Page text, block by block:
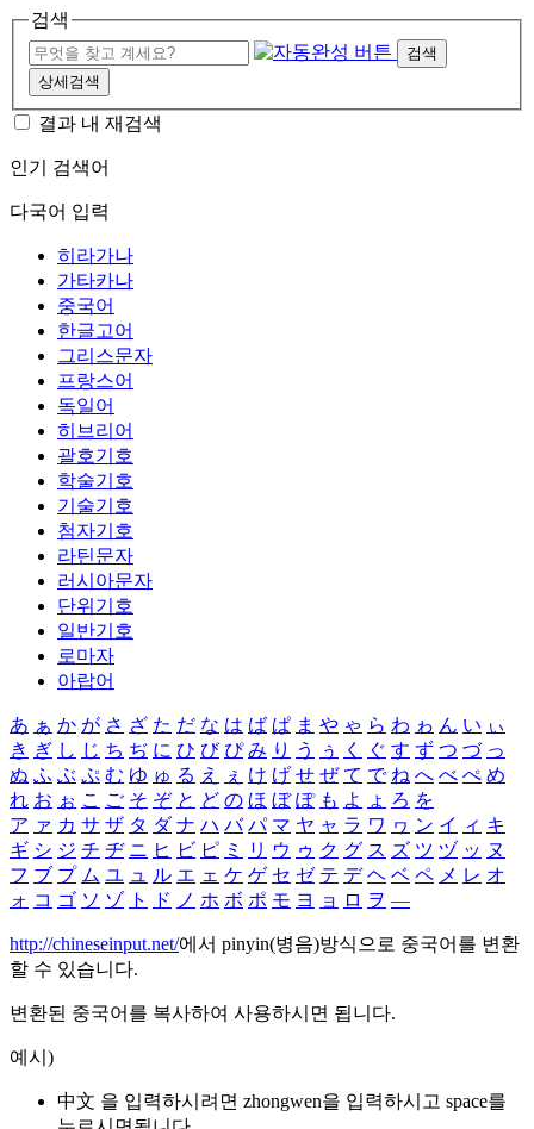
검색
검색
상세검색
결과 내 재검색
인기 검색어
다국어 입력
히라가나
가타카나
중국어
한글고어
그리스문자
프랑스어
독일어
히브리어
괄호기호
학술기호
기술기호
첨자기호
라틴문자
러시아문자
단위기호
일반기호
로마자
아랍어
あ ぁ か が さ ざ た だ な は ば ぱ ま や ゃ ら わ ゎ ん い ぃ
き ぎ し じ ち ぢ に ひ び ぴ み り う ぅ く ぐ す ず つ づ っ
ぬ ふ ぶ ぷ む ゆ ゅ る え ぇ け げ せ ぜ て で ね へ べ ぺ め
れ お ぉ こ ご そ ぞ と ど の ほ ぼ ぽ も よ ょ ろ を
ア ァ カ サ ザ タ ダ ナ ハ バ パ マ ヤ ャ ラ ワ ヮ ン イ ィ キ
ギ シ ジ チ ヂ ニ ヒ ビ ピ ミ リ ウ ゥ ク グ ス ズ ツ ヅ ッ ヌ
フ ブ プ ム ユ ュ ル エ ェ ケ ゲ セ ゼ テ デ ヘ ベ ペ メ レ オ
ォ コ ゴ ソ ゾ ト ド ノ ホ ボ ポ モ ヨ ョ ロ ヲ ―
http://chineseinput.net/에서 pinyin(병음)방식으로 중국어를 변환
할 수 있습니다.
변환된 중국어를 복사하여 사용하시면 됩니다.
예시)
中文 을 입력하시려면 zhongwen을 입력하시고 space를